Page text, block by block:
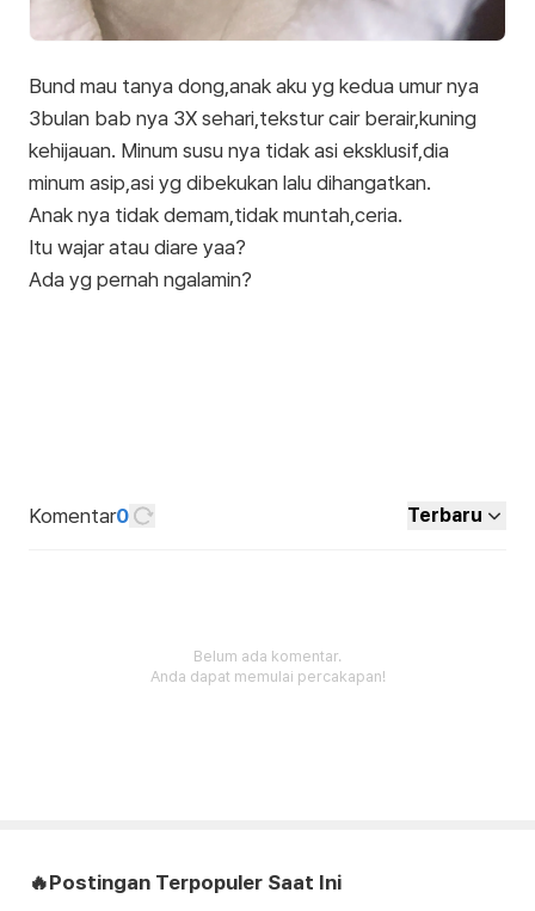
Bund mau tanya dong,anak aku yg kedua umur nya
3bulan bab nya 3X sehari,tekstur cair berair,kuning
kehijauan. Minum susu nya tidak asi eksklusif,dia
minum asip,asi yg dibekukan lalu dihangatkan.
Anak nya tidak demam,tidak muntah,ceria.
Itu wajar atau diare yaa?
Komentar0 Terbaru
Belum ada komentar.
Anda dapat memulai percakapan!
🔥Postingan Terpopuler Saat Ini